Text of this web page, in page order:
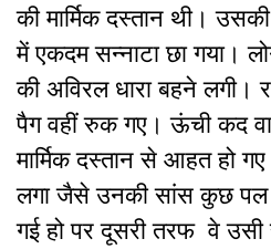
की मार्मिक दस्तान थी।
में एकदम सन्नाटा छा गया।
की अविरल धारा बहने लगी।
पैग वहीं रुक गए। ऊंची कद
मार्मिक दस्तान से आहत हो
लगा जैसे उनकी सांस कुछ
गई हो पर दूसरी तरफ वे